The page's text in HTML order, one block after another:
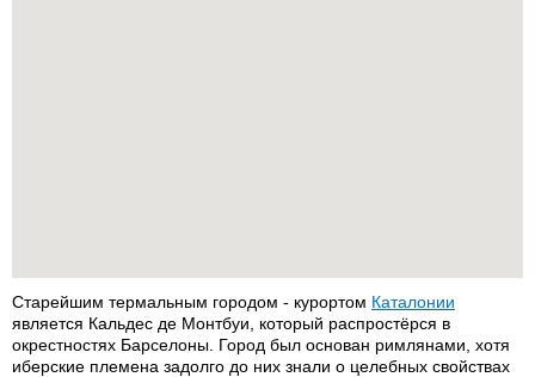
Старейшим термальным городом - курортом Каталонии
является Кальдес де Монтбуи, который распростёрся в
окрестностях Барселоны. Город был основан римлянами, хотя
иберские племена задолго до них знали о целебных свойствах